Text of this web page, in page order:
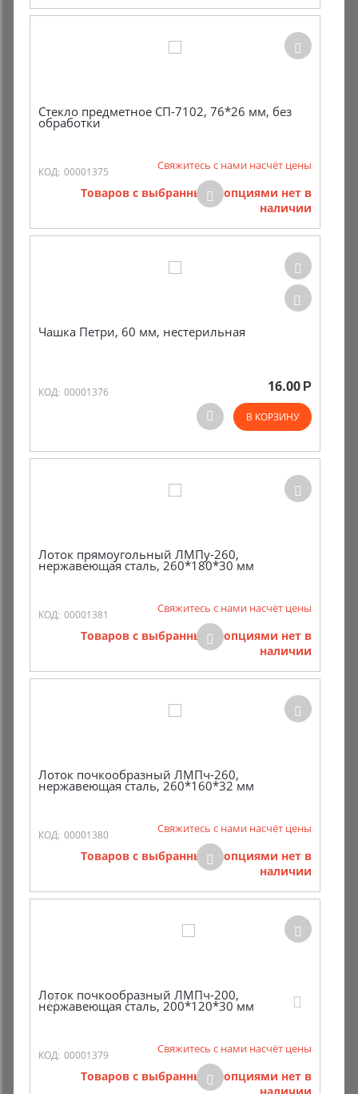
Стекло предметное СП-7102, 76*26 мм, без
обработки
КОД: 00001375 Свяжитесь с нами насчёт цены
Товаров с выбранными опциями нет в
наличии
Чашка Петри, 60 мм, нестерильная
КОД: 00001376 16.00 Р
В КОРЗИНУ
Лоток прямоугольный ЛМПу-260,
нержавеющая сталь, 260*180*30 мм
КОД: 00001381 Свяжитесь с нами насчёт цены
Товаров с выбранными опциями нет в
наличии
Лоток почкообразный ЛМПч-260,
нержавеющая сталь, 260*160*32 мм
КОД: 00001380 Свяжитесь с нами насчёт цены
Товаров с выбранными опциями нет в
наличии
Лоток почкообразный ЛМПч-200,
нержавеющая сталь, 200*120*30 мм
КОД: 00001379 Свяжитесь с нами насчёт цены
Товаров с выбранными опциями нет в